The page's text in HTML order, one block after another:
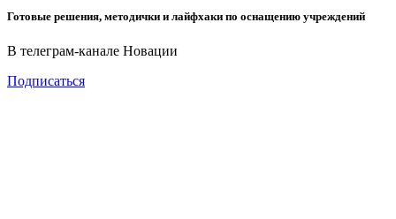
Готовые решения, методички и лайфхаки по оснащению учреждений
В телеграм-канале Новации
Подписаться